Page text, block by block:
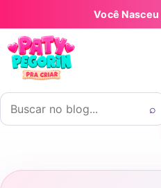
Pular para o conteúdo
Você
Buscar por:
⌕